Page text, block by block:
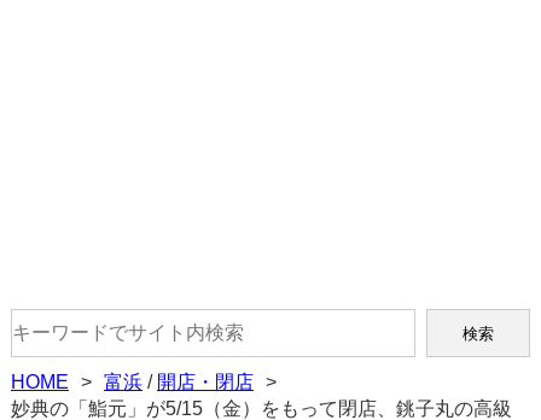
HOME 富浜/ 開店・閉店
妙典の「鮨元」が5/15（金）をもって閉店、銚子丸の高級